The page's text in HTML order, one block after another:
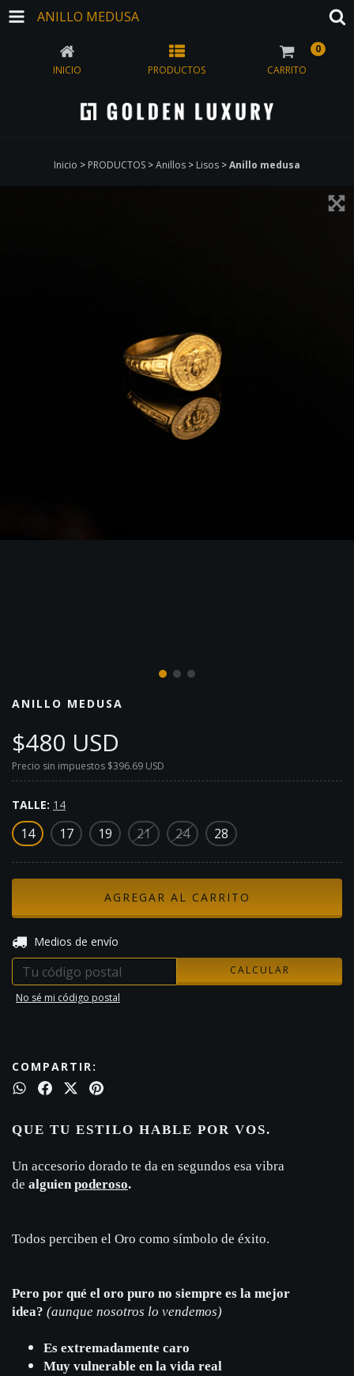
ANILLO MEDUSA
INICIO PRODUCTOS CARRITO
0
Inicio > PRODUCTOS >Anillos > Lisos >Anillo medusa
ANILLO MEDUSA
$480 USD
Precio sin impuestos $396.69 USD
TALLE: 14
14 17 19 21 24 28
Entregas para el CP:
Medios de envío
CALCULAR
No sé mi código postal
COMPARTIR:
QUE TU ESTILO HABLE POR VOS.
Un accesorio dorado te da en segundos esa vibra
de alguienpoderoso.
Todos perciben el Oro como símbolo de éxito.
Pero por qué el oro puro no siempre es la mejor
idea? (aunque nosotros lo vendemos)
Es extremadamente caro
Muy vulnerable en la vida real